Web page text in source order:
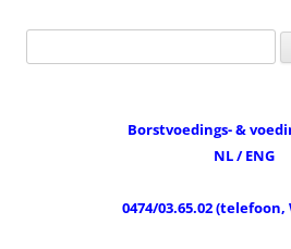
naar:
Borstvoedings- &
NL / ENG
0474/03.65.02